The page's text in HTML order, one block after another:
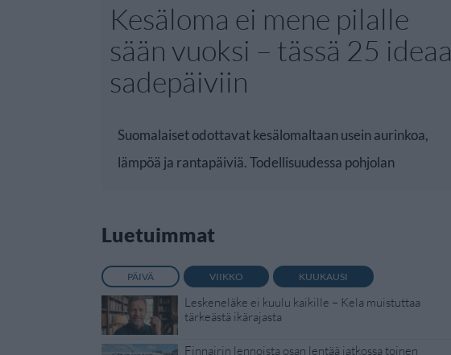
Kesäloma ei mene pilalle
sään vuoksi – tässä 25 ideaa
sadepäiviin
Suomalaiset odottavat kesälomaltaan usein aurinkoa,
lämpöä ja rantapäiviä. Todellisuudessa pohjolan
Luetuimmat
PÄIVÄ VIIKKO KUUKAUSI
Leskeneläke ei kuulu kaikille – Kela muistuttaa
tärkeästä ikärajasta
Finnairin lennoista osan lentää jatkossa toinen